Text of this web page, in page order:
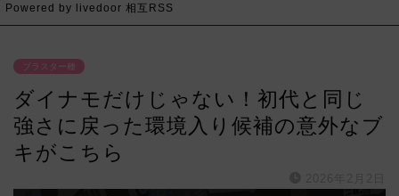
Powered by livedoor 相互RSS
ブラスター種
ダイナモだけじゃない！初代と同じ
強さに戻った環境入り候補の意外なブ
キがこちら